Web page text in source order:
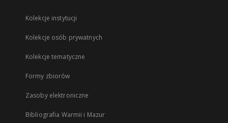
Kolekcje instytucji
Kolekcje osób prywatnych
Kolekcje tematyczne
Formy zbiorów
Zasoby elektroniczne
Bibliografia Warmii i Mazur